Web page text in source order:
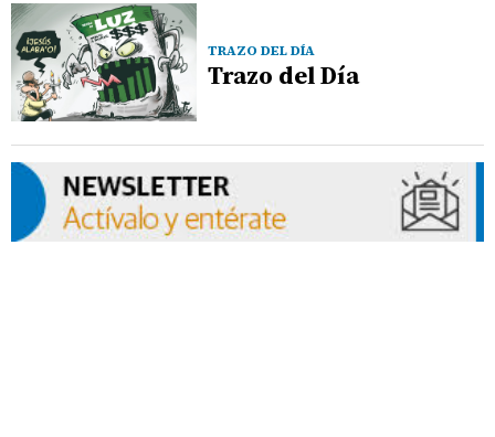
TRAZO DEL DÍA
Trazo del Día